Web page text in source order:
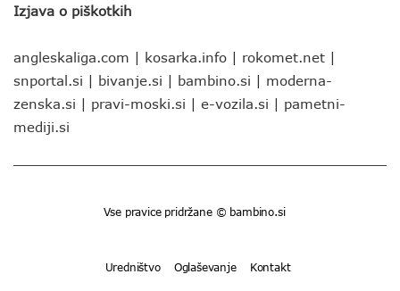
Izjava o piškotkih
angleskaliga.com | kosarka.info | rokomet.net |
snportal.si | bivanje.si | bambino.si | moderna-
zenska.si | pravi-moski.si | e-vozila.si | pametni-
mediji.si
Vse pravice pridržane © bambino.si
Uredništvo Oglaševanje Kontakt